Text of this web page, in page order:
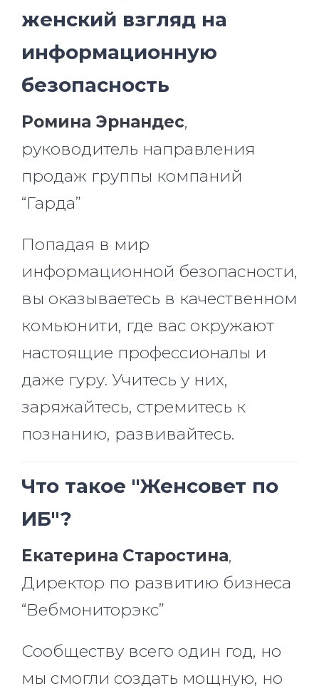
женский взгляд на
информационную
безопасность
Ромина Эрнандес,
руководитель направления
продаж группы компаний
“Гарда”
Попадая в мир
информационной безопасности,
вы оказываетесь в качественном
комьюнити, где вас окружают
настоящие профессионалы и
даже гуру. Учитесь у них,
заряжайтесь, стремитесь к
познанию, развивайтесь.
Что такое "Женсовет по
ИБ"?
Екатерина Старостина,
Директор по развитию бизнеса
“Вебмониторэкс”
Сообществу всего один год, но
мы смогли создать мощную, но